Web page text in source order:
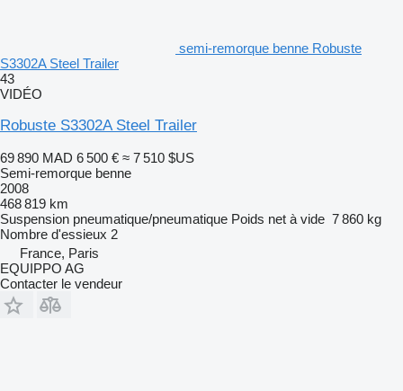
semi-remorque benne Robuste
S3302A Steel Trailer
43
VIDÉO
Robuste S3302A Steel Trailer
69 890 MAD 6 500 € ≈ 7 510 $US
Semi-remorque benne
2008
468 819 km
Suspension pneumatique/pneumatique Poids net à vide 7 860 kg
Nombre d'essieux 2
France, Paris
EQUIPPO AG
Contacter le vendeur